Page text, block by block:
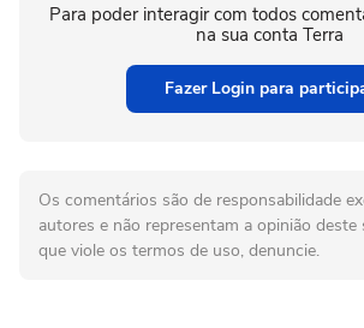
Para poder interagir com todos
na sua conta Terra
Fazer Login para
Os comentários são de responsabilidade
autores e não representam a opinião deste
que viole os termos de uso, denuncie.